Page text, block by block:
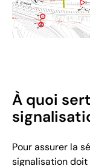
À quoi
Pour assurer la
signalisation